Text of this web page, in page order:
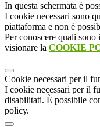
In questa schermata è
I cookie necessari sono
piattaforma e non è
Per conoscere quali
visionare la COOKIE
Cookie necessari per il
I cookie necessari per il
disabilitati. È possibile
policy.